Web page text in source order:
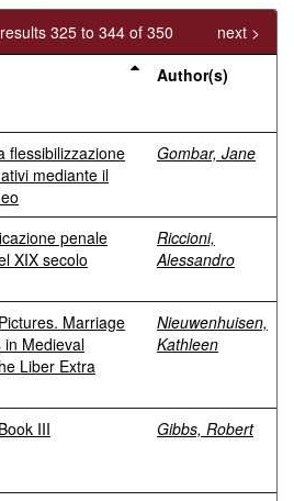
325 to 344 of 350
next >
Author(s)
flessibilizzazione
mediante il
Gombar, Jane
penale
XIX secolo
Riccioni,
Alessandro
Marriage
in Medieval
Liber Extra
Nieuwenhuisen,
Kathleen
III Gibbs, Robert